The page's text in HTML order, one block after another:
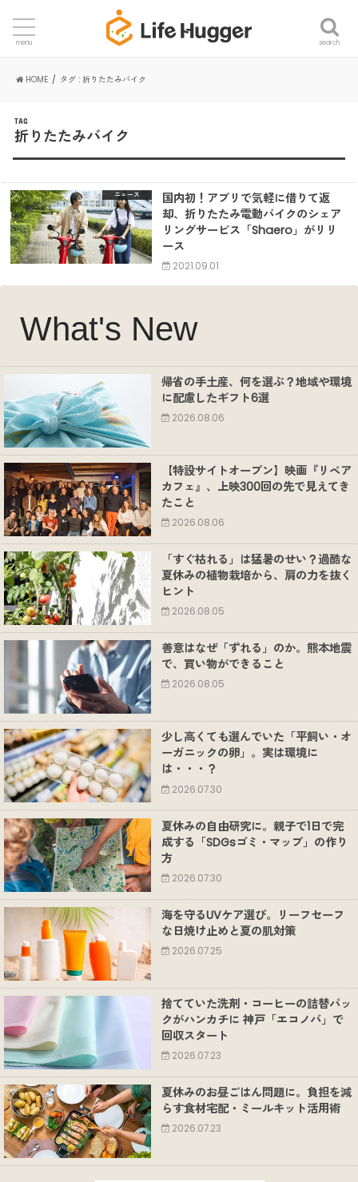
search
menu
HOME タグ : 折りたたみバイク
TAG
折りたたみバイク
ニュース
国内初！アプリで気軽に借りて返
却、折りたたみ電動バイクのシェア
リングサービス「Shaero」がリリ
ース
2021.09.01
What's New
帰省の手土産、何を選ぶ？地域や環境
に配慮したギフト6選
2026.08.06
【特設サイトオープン】映画『リペア
カフェ』、上映300回の先で見えてき
たこと
2026.08.06
「すぐ枯れる」は猛暑のせい？過酷な
夏休みの植物栽培から、肩の力を抜く
ヒント
2026.08.05
善意はなぜ「ずれる」のか。熊本地震
で、買い物ができること
2026.08.05
少し高くても選んでいた「平飼い・オ
ーガニックの卵」。実は環境に
は・・・？
2026.07.30
夏休みの自由研究に。親子で1日で完
成する「SDGsゴミ・マップ」の作り
方
2026.07.30
海を守るUVケア選び。リーフセーフ
な日焼け止めと夏の肌対策
2026.07.25
捨てていた洗剤・コーヒーの詰替パッ
クがハンカチに 神戸「エコノバ」で
回収スタート
2026.07.23
夏休みのお昼ごはん問題に。負担を減
らす食材宅配・ミールキット活用術
2026.07.23